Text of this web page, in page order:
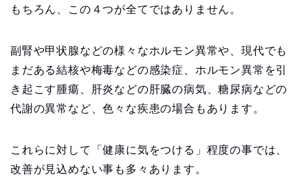
もちろん、この４つが全てではありません。
副腎や甲状腺などの様々なホルモン異常や、現代でも
まだある結核や梅毒などの感染症、ホルモン異常を引
き起こす腫瘍、肝炎などの肝臓の病気、糖尿病などの
代謝の異常など、色々な疾患の場合もあります。
これらに対して「健康に気をつける」程度の事では、
改善が見込めない事も多々あります。